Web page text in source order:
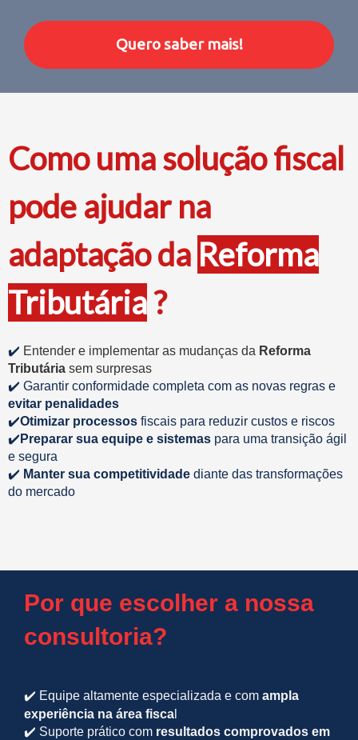
Quero saber mais!
Como uma solução fiscal
pode ajudar na
adaptação da Reforma
Tributária?
✔️ Entender e implementar as mudanças da Reforma
Tributária sem surpresas
✔️ Garantir conformidade completa com as novas regras e
evitar penalidades
✔️Otimizar processos fiscais para reduzir custos e riscos
✔️ Preparar sua equipe e sistemas para uma transição ágil
e segura
✔️ Manter sua competitividade diante das transformações
do mercado
Por que escolher a nossa
consultoria?
✔️ Equipe altamente especializada e com ampla
experiência na área fisca
✔️ Suporte prático com resultados comprovados em